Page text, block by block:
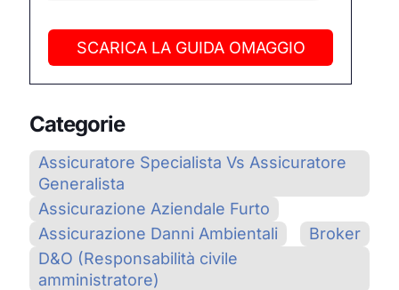
SCARICA LA GUIDA OMAGGIO
Categorie
Assicuratore Specialista Vs Assicuratore
Generalista
Assicurazione Aziendale Furto
Assicurazione Danni Ambientali
Broker
D&O (Responsabilità civile
amministratore)